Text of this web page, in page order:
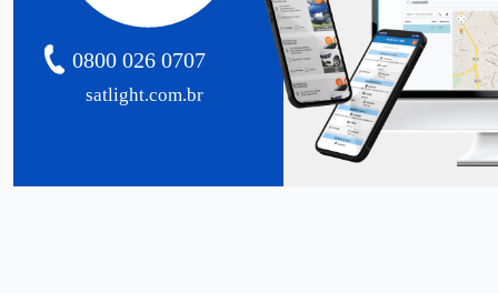
satlight.com.br
0800 026 0707